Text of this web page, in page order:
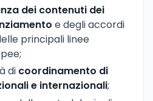
dei contenuti dei
e degli accordi
principali linee
di coordinamento di
e internazionali;